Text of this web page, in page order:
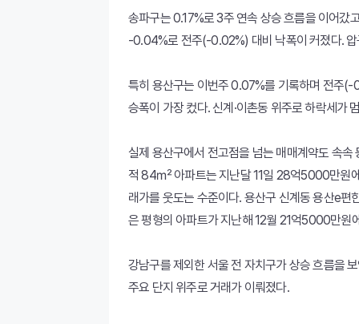
송파구는 0.17%로 3주 연속 상승 흐름을 이어
-0.04%로 전주(-0.02%) 대비 낙폭이 커졌다. 압
특히 용산구는 이번주 0.07%를 기록하며 전주
승폭이 가장 컸다. 신계·이촌동 위주로 하락세가
실제 용산구에서 전고점을 넘는 매매계약도 속
적 84㎡ 아파트는 지난달 11일 28억5000만원
래가를 웃도는 수준이다. 용산구 신계동 용산e
은 평형의 아파트가 지난해 12월 21억5000만원
강남구를 제외한 서울 전 자치구가 상승 흐름을
주요 단지 위주로 거래가 이뤄졌다.